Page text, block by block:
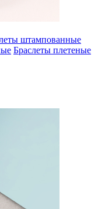
штампованные
Браслеты плетеные